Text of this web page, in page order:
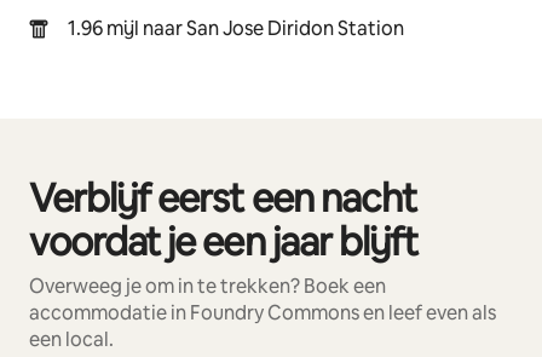
1.96 mijl naar San Jose Diridon Station
Verblijf eerst een nacht
voordat je een jaar blijft
Overweeg je om in te trekken? Boek een
accommodatie in Foundry Commons en leef even als
een local.
0 van 0 items weergegeven